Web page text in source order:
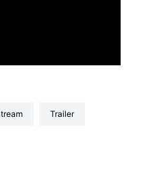
stream trailer